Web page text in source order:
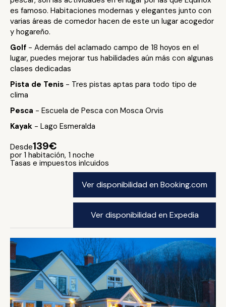
es famoso. Habitaciones modernas y elegantes junto con
varias áreas de comedor hacen de este un lugar acogedor
y hogareño.
Golf - Además del aclamado campo de 18 hoyos en el
lugar, puedes mejorar tus habilidades aún más con algunas
clases dedicadas
Pista de Tenis - Tres pistas aptas para todo tipo de
clima
Pesca - Escuela de Pesca con Mosca Orvis
Kayak - Lago Esmeralda
Desde139€
por 1 habitación, 1 noche
Tasas e impuestos inlcuidos
Ver disponibilidad en Booking.com
Ver disponibilidad en Expedia